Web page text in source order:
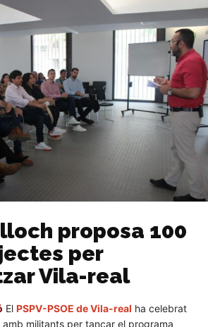
proposa 100
per
Vila-real
El PSPV-PSOE de Vila-real ha celebrat
militants per tancar el programa